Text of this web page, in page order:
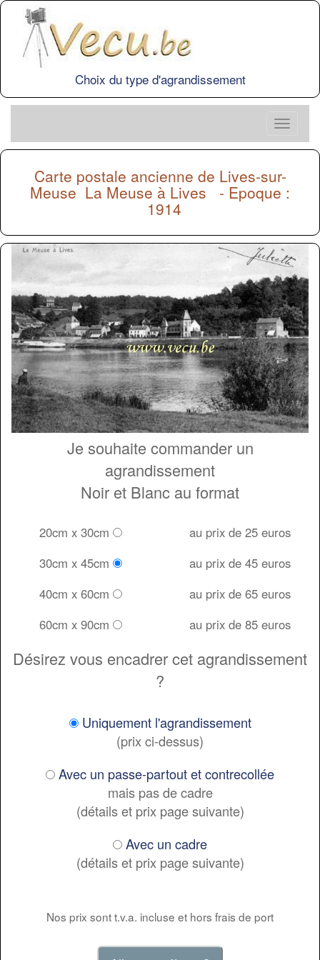
Choix du type d'agrandissement
Carte postale ancienne de Lives-sur-
Meuse La Meuse à Lives - Epoque :
1914
Je souhaite commander un
agrandissement
Noir et Blanc au format
20cm x 30cm
au prix de 25 euros
30cm x 45cm
au prix de 45 euros
40cm x 60cm
au prix de 65 euros
60cm x 90cm
au prix de 85 euros
Désirez vous encadrer cet agrandissement
?
Uniquement l'agrandissement
(prix ci-dessus)
Avec un passe-partout et contrecollée
mais pas de cadre
(détails et prix page suivante)
Avec un cadre
(détails et prix page suivante)
Nos prix sont t.v.a. incluse et hors frais de port